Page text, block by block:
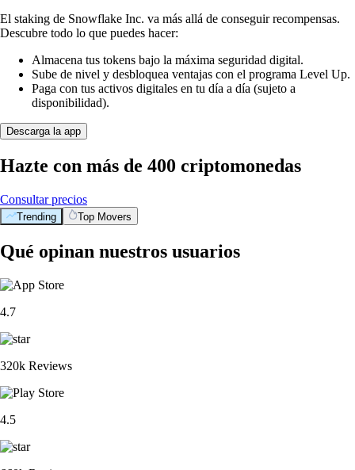
El staking de Snowflake Inc. va más allá de conseguir recompensas.
Descubre todo lo que puedes hacer:
Almacena tus tokens bajo la máxima seguridad digital.
Sube de nivel y desbloquea ventajas con el programa Level Up.
Paga con tus activos digitales en tu día a día (sujeto a
disponibilidad).
Descarga la app
Hazte con más de 400 criptomonedas
Consultar precios
Trending Top Movers
Qué opinan nuestros usuarios
4.7
320k Reviews
4.5